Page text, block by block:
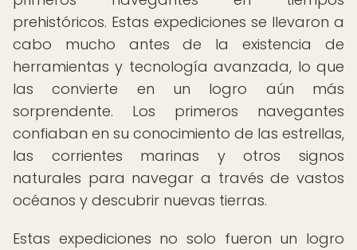
prehistóricos. Estas expediciones se llevaron a
cabo mucho antes de la existencia de
herramientas y tecnología avanzada, lo que
las convierte en un logro aún más
sorprendente. Los primeros navegantes
confiaban en su conocimiento de las estrellas,
las corrientes marinas y otros signos
naturales para navegar a través de vastos
océanos y descubrir nuevas tierras.
Estas expediciones no solo fueron un logro